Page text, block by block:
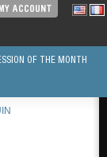
ACCOUNT
OF THE MONTH